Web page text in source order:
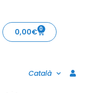
0,00€ 0
Català